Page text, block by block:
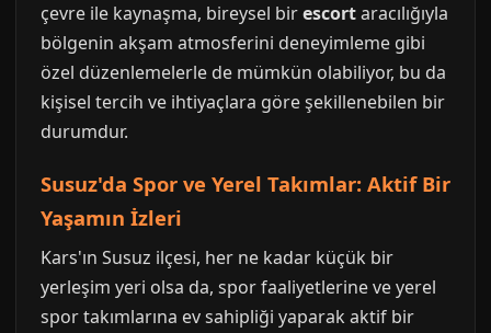
çevre ile kaynaşma, bireysel birescortaracılığıyla
bölgenin akşam atmosferini deneyimleme gibi
özel düzenlemelerle de mümkün olabiliyor, bu da
kişisel tercih ve ihtiyaçlara göre şekillenebilen bir
durumdur.
Susuz'da Spor ve Yerel Takımlar: Aktif Bir
Yaşamın İzleri
Kars'ın Susuz ilçesi, her ne kadar küçük bir
yerleşim yeri olsa da, spor faaliyetlerine ve yerel
spor takımlarına ev sahipliği yaparak aktif bir